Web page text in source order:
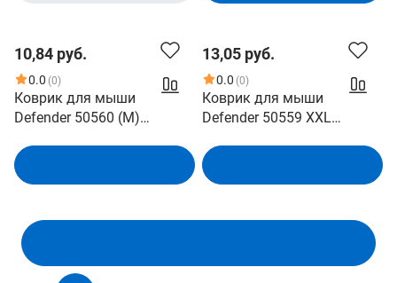
10,84 руб.
0.0 (0)
Коврик для мыши
Defender 50560 (M)
360х270х3мм
13,05 руб.
0.0 (0)
Коврик для мыши
Defender 50559 XXL
400х355х3мм